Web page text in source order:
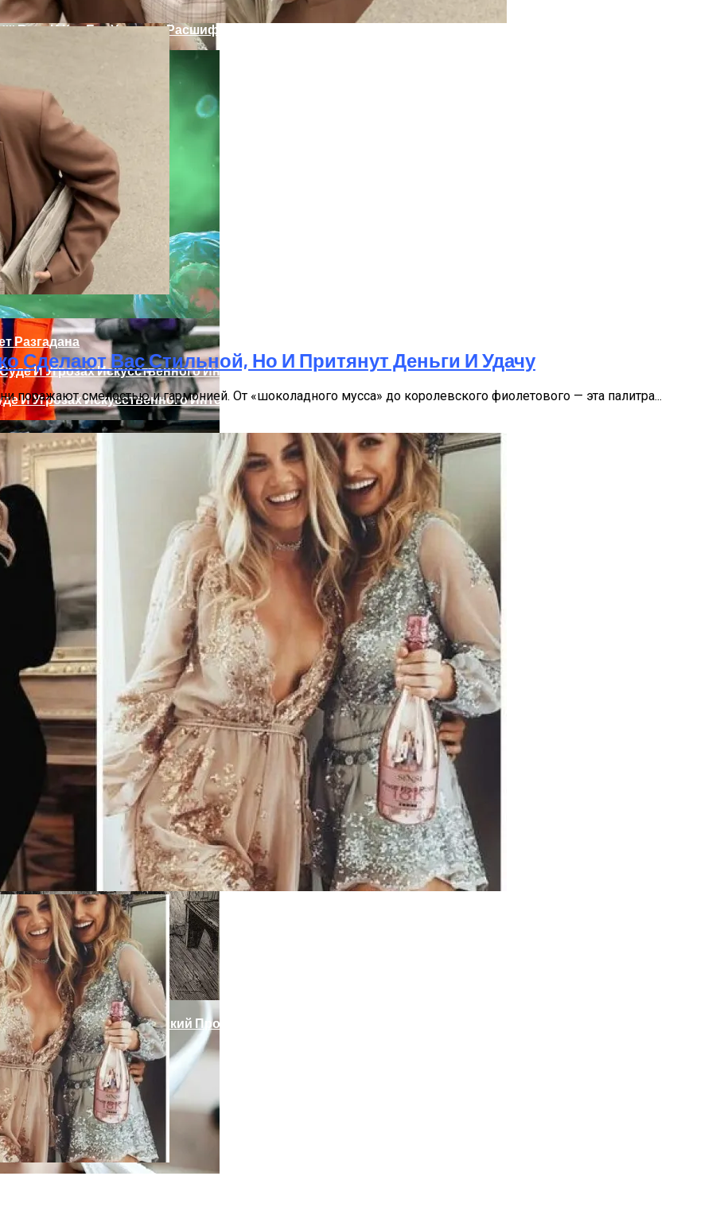
Успех В 2026 Году По Знаку Зодиака
Или Сигнал Уставшей Души
За Которыми Выстраиваются В Очереди
Октябрь 2025 Года
Веке И Как Его Удалось Расшифровать
Разгадана
И Угрозах Искусственного Интеллекта
Как Проходил Салемский Процесс
Сделают Вас Стильной, Но И Притянут Деньги И Удачу
поражают смелостью и гармонией. От «шоколадного мусса» до королевского фиолетового — эта палитра...